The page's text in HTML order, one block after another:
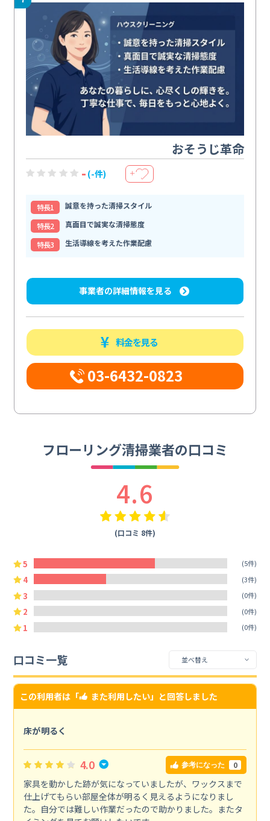
おそうじ革命
- (-件) ＋
特⻑1
誠意を持った清掃スタイル
特⻑2
真面目で誠実な清掃態度
特⻑3
生活導線を考えた作業配慮
事業者の詳細情報を見る
料金を見る
03-6432-0823
フローリング清掃業者の口コミ
4.6
(口コミ 8件)
5 (5件)
4 (3件)
3 (0件)
2 (0件)
1 (0件)
口コミ一覧
この利用者は「 また利用したい」と回答しました
床が明るく
4.0 参考になった 0
家具を動かした跡が気になっていましたが、ワックスまで
仕上げてもらい部屋全体が明るく見えるようになりまし
た。自分では難しい作業だったので助かりました。またタ